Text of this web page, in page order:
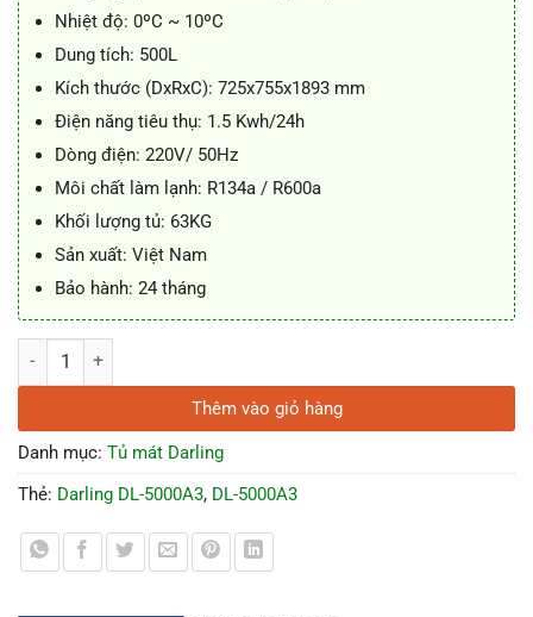
Nhiệt độ: 0ºC ~ 10ºC
Dung tích: 500L
Kích thước (DxRxC): 725x755x1893 mm
Điện năng tiêu thụ: 1.5 Kwh/24h
Dòng điện: 220V/ 50Hz
Môi chất làm lạnh: R134a / R600a
Khối lượng tủ: 63KG
Sản xuất: Việt Nam
Bảo hành: 24 tháng
Tủ mát Darling DL-5000A3 Inverter 500L số lượng
Thêm vào giỏ hàng
Danh mục: Tủ mát Darling
Thẻ: Darling DL-5000A3, DL-5000A3